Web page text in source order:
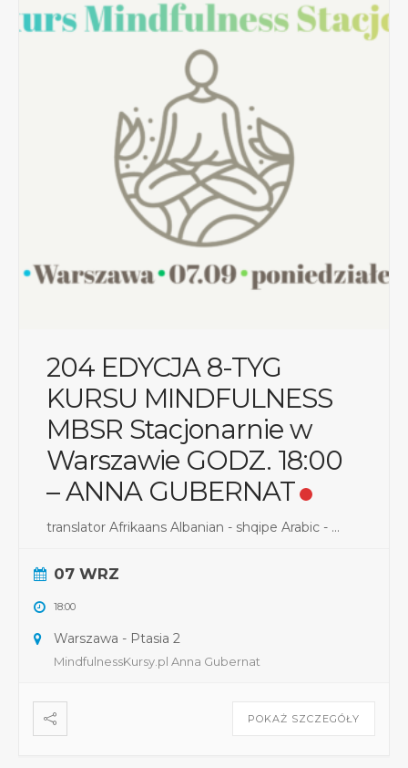
204 EDYCJA 8-TYG
KURSU MINDFULNESS
MBSR Stacjonarnie w
Warszawie GODZ. 18:00
– ANNA GUBERNAT
translator Afrikaans Albanian - shqipe Arabic - ...
07 WRZ
18:00
Warszawa - Ptasia 2
MindfulnessKursy.pl Anna Gubernat
POKAŻ SZCZEGÓŁY